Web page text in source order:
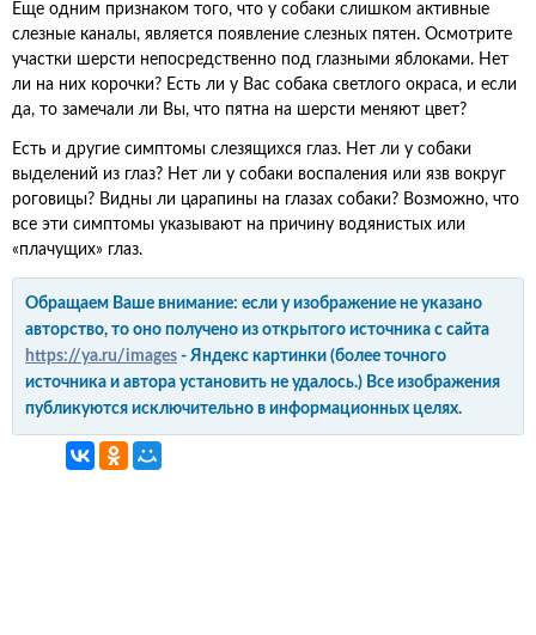
Еще одним признаком того, что у собаки слишком активные
слезные каналы, является появление слезных пятен. Осмотрите
участки шерсти непосредственно под глазными яблоками. Нет
ли на них корочки? Есть ли у Вас собака светлого окраса, и если
да, то замечали ли Вы, что пятна на шерсти меняют цвет?
Есть и другие симптомы слезящихся глаз. Нет ли у собаки
выделений из глаз? Нет ли у собаки воспаления или язв вокруг
роговицы? Видны ли царапины на глазах собаки? Возможно, что
все эти симптомы указывают на причину водянистых или
«плачущих» глаз.
Обращаем Ваше внимание: если у изображение не указано
авторство, то оно получено из открытого источника с сайта
https://ya.ru/images - Яндекс картинки (более точного
источника и автора установить не удалось.) Все изображения
публикуются исключительно в информационных целях.